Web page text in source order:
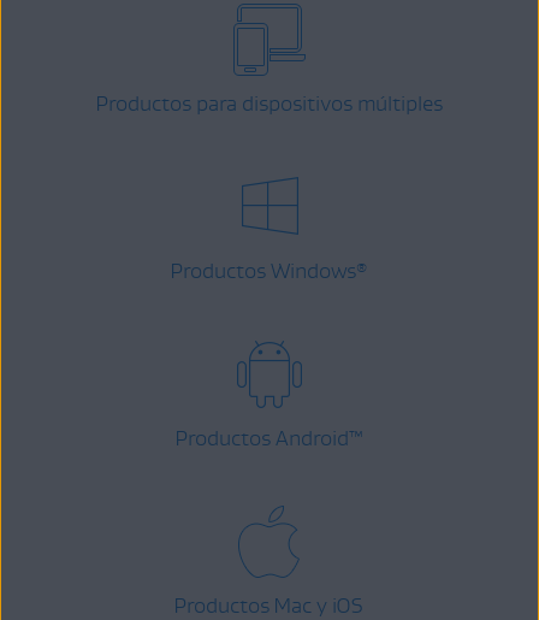
Productos para dispositivos múltiples
Productos Windows®
Productos Android™
Productos Mac y iOS